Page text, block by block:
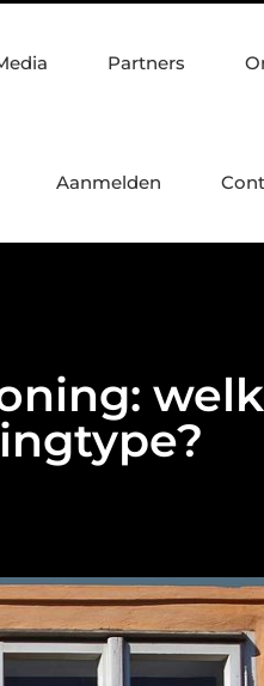
staalconstructies,
Partners
Aanmelden